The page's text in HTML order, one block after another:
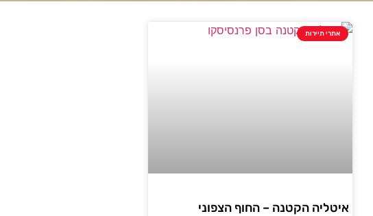
אתרי תיירות
איטליה הקטנה – החוף הצפוני